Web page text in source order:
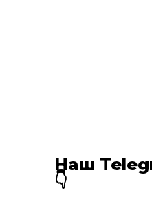
Наш
👇